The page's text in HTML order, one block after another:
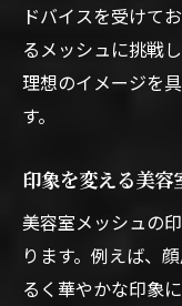
ドバイスを受けて
るメッシュに挑戦
理想のイメージを
す。
印象を変える美
美容室メッシュの
ります。例えば、
るく華やかな印象